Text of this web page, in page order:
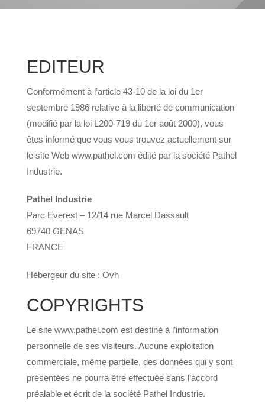
EDITEUR
Conformément à l’article 43-10 de la loi du 1er
septembre 1986 relative à la liberté de communication
(modifié par la loi L200-719 du 1er août 2000), vous
êtes informé que vous vous trouvez actuellement sur
le site Web www.pathel.com édité par la société Pathel
Industrie.
Pathel Industrie
Parc Everest – 12/14 rue Marcel Dassault
69740 GENAS
FRANCE
Hébergeur du site : Ovh
COPYRIGHTS
Le site www.pathel.com est destiné à l’information
personnelle de ses visiteurs. Aucune exploitation
commerciale, même partielle, des données qui y sont
présentées ne pourra être effectuée sans l’accord
préalable et écrit de la société Pathel Industrie.